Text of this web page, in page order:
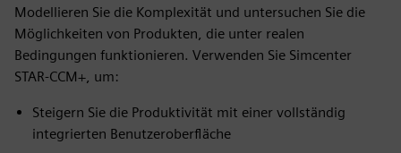
Modellieren Sie die Komplexität und untersuchen Sie die
Möglichkeiten von Produkten, die unter realen
Bedingungen funktionieren. Verwenden Sie Simcenter
STAR-CCM+, um:
Steigern Sie die Produktivität mit einer vollständig
integrierten Benutzeroberfläche